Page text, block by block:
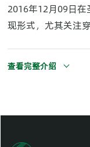
2016年12月09日
现形式，尤其关注
查看完整介绍